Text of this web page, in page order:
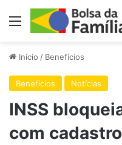
Menu
Início / Benefícios
Benefícios Notícias
INSS
com